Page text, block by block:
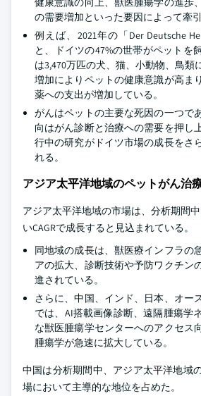
の需要増加といった要因によって牽引
例えば、2021年の「Der Deutsche
と、ドイツの47%の世帯がペットを
は3,470万匹の犬、猫、小動物、鳥類
増加によりペットの健康意識が高ま
薬への支出が増加している。
がんはペットの主要な死因の一つで
向はがん診断と治療への需要を押し
行中の研究がドイツ市場の成長をさ
れる。
アジア太平洋地域のペットがん治
アジア太平洋地域の市場は、分析期間
いCAGRで成長すると見込まれている。
同地域の成長は、獣医療インフラの
アの拡大、診断技術や予防ワクチン
進されている。
さらに、中国、インド、日本、オー
では、AI搭載画像診断、遠隔腫瘍学
な獣医腫瘍学センターへのアクセス
腫瘍学が急速に拡大している。
中国は分析期間中、アジア太平洋地域
場において主導的な地位を占めた。